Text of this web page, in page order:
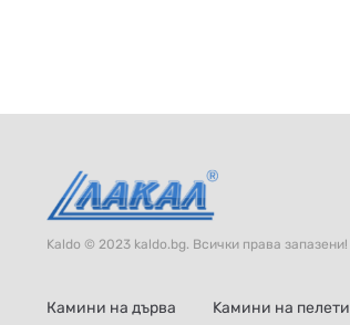
Kaldo © 2023 kaldo.bg. Всички права запазени!
Камини на дърва Kамини на пелети